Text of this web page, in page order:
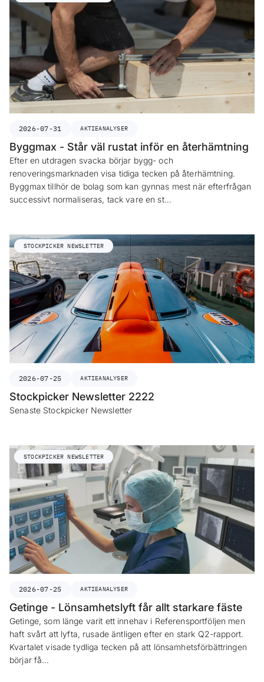
2026-07-31 AKTIEANALYSER
Byggmax - Står väl rustat inför en återhämtning
Efter en utdragen svacka börjar bygg- och
renoveringsmarknaden visa tidiga tecken på återhämtning.
Byggmax tillhör de bolag som kan gynnas mest när efterfrågan
successivt normaliseras, tack vare en st…
STOCKPICKER NEWSLETTER
2026-07-25 AKTIEANALYSER
Stockpicker Newsletter 2222
Senaste Stockpicker Newsletter
STOCKPICKER NEWSLETTER
2026-07-25 AKTIEANALYSER
Getinge - Lönsamhetslyft får allt starkare fäste
Getinge, som länge varit ett innehav i Referensportföljen men
haft svårt att lyfta, rusade äntligen efter en stark Q2-rapport.
Kvartalet visade tydliga tecken på att lönsamhetsförbättringen
börjar få…